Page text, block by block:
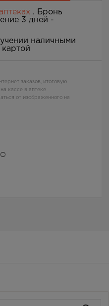
. Бронь
3 дней -
наличными
заказов, итоговую
кассе в аптеке
от изображенного на